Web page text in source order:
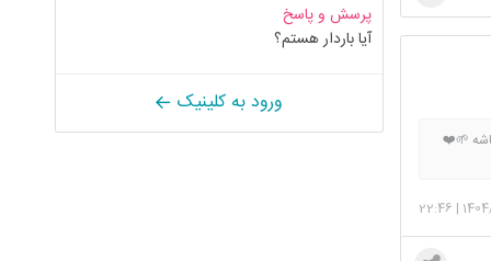
🌱❤️
|
22:46
پرسش و پاسخ
آیا باردار هستم؟
ورود به کلینیک